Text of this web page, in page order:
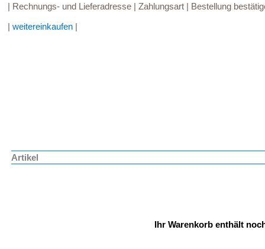
| Rechnungs- und Lieferadresse | Zahlungsart | Bestellung
| weitereinkaufen |
Artikel
Ihr Warenkorb enthält